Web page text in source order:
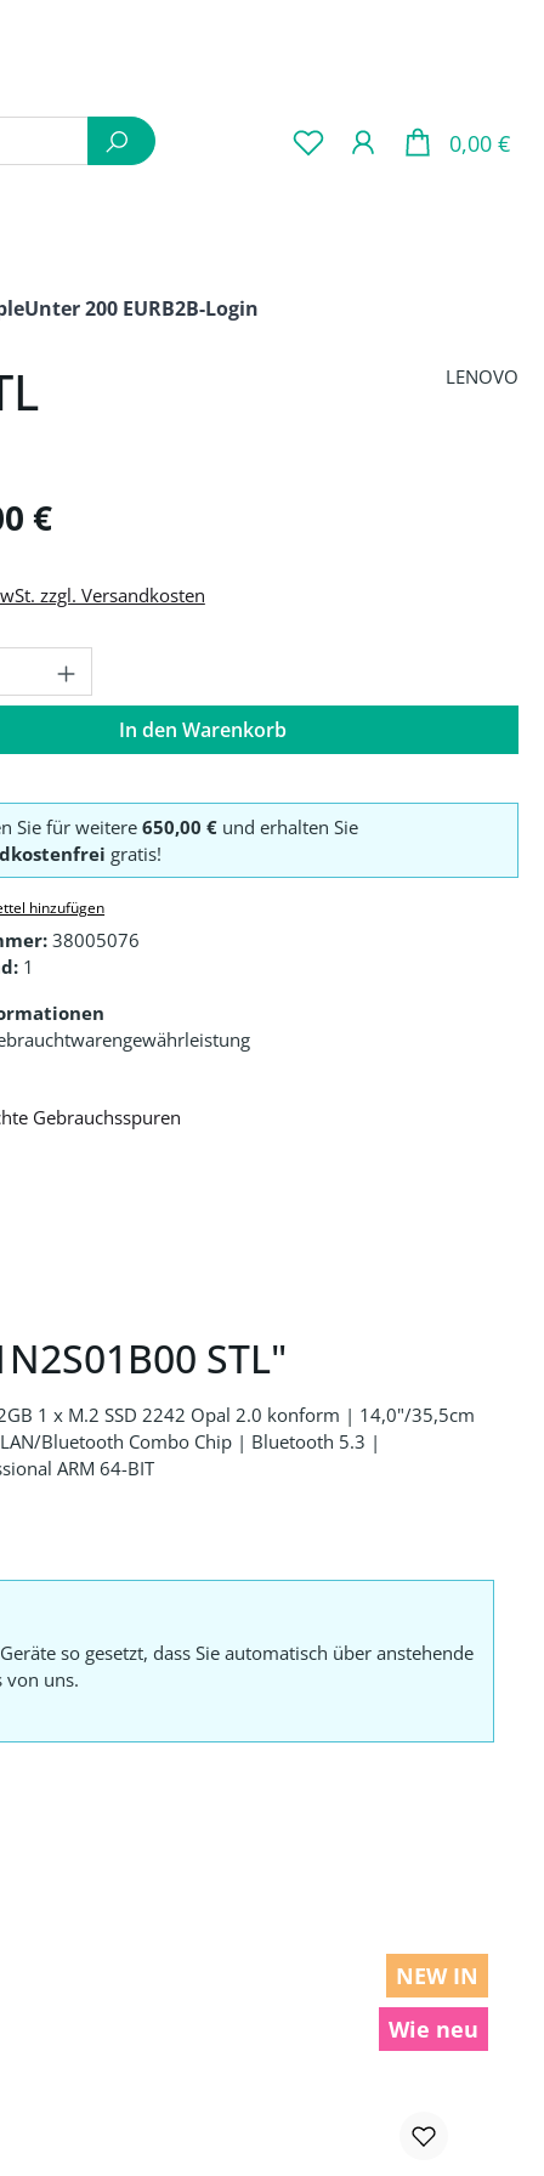
0,00 €
Unter 200 EURB2B-Login
LENOVO
€
zzgl. Versandkosten
Anzahl: Gib den gewünschten Wert
In den Warenkorb
Sie für weitere 650,00 €und erhalten Sie
gratis!
hinzufügen
38005076
1
Gebrauchsspuren
STL"
1 x M.2 SSD 2242 Opal 2.0 konform | 14,0"/35,5cm
Bluetooth Combo Chip | Bluetooth 5.3 |
ARM 64-BIT
so gesetzt, dass Sie automatisch über anstehende
von uns.
NEW IN
Wie neu